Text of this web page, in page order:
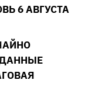
6 АВГУСТА